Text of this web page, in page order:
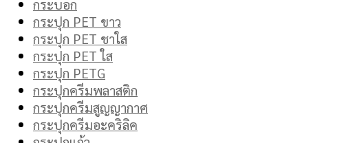
กระบอก
กระปุก PET ขาว
กระปุก PET ชาใส
กระปุก PET ใส
กระปุก PETG
กระปุกครีมพลาสติก
กระปุกครีมสูญญากาศ
กระปุกครีมอะคริลิค